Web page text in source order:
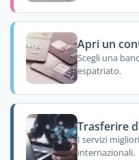
Apri un
Scegli una
espatriato.
Trasferire
I servizi
internazionali.